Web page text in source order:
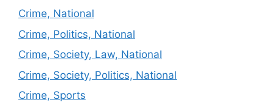
Crime, National
Crime, Politics, National
Crime, Society, Law, National
Crime, Society, Politics, National
Crime, Sports